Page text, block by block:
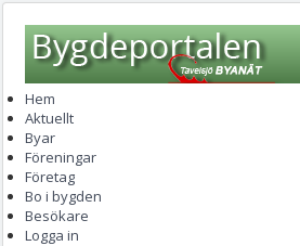
Hem
Aktuellt
Byar
Föreningar
Företag
Bo i bygden
Besökare
Logga in